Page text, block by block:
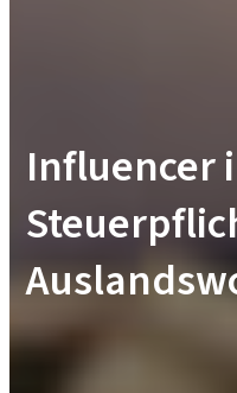
Influencer